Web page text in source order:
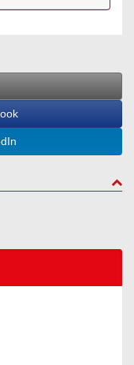
to